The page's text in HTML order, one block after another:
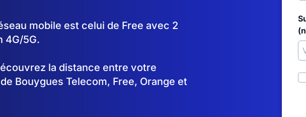
mobile est celui de Free avec 2
4G/5G.
la distance entre votre
Bouygues Telecom, Free, Orange et